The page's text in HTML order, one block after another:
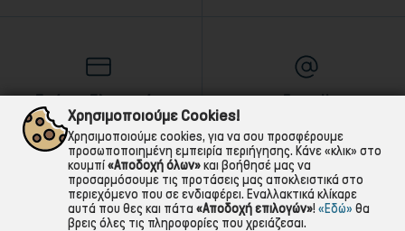
Τρόποι Πληρωμής
αντικαταβολή,κάρτα,τραπεζική
E-mail
Χρησιμοποιούμε Cookies!
Χρησιμοποιούμε cookies, για να σου προσφέρουμε
προσωποποιημένη εμπειρία περιήγησης. Κάνε «κλικ» στο
κουμπί«Αποδοχή όλων»και βοήθησέ μας να
προσαρμόσουμε τις προτάσεις μας αποκλειστικά στο
περιεχόμενο που σε ενδιαφέρει. Εναλλακτικά κλίκαρε
αυτά που θες και πάτα «Αποδοχή επιλογών»! «Εδώ» θα
βρεις όλες τις πληροφορίες που χρειάζεσαι.